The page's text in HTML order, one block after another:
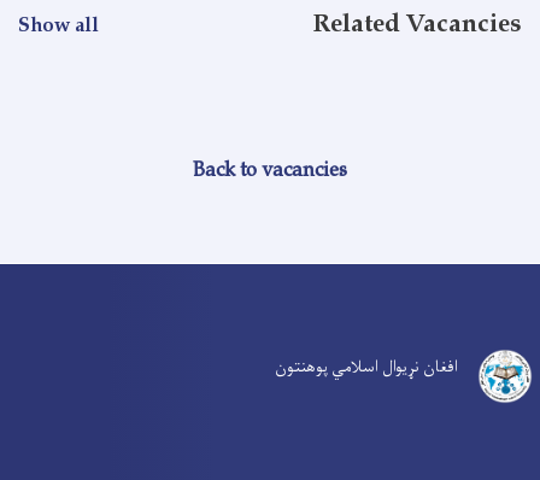
Related Vacancies
Show all
Back to vacancies
افغان نړیوال اسلامي پوهنتون